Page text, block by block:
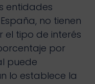
entidades
no tienen
tipo de interés
por
puede
lo establece la